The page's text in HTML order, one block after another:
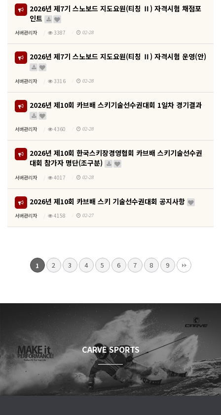
2026년 제7기 스노보드 지도요원(티칭 Ⅱ) 자격시험 채점포
인트
서버관리자 3387 02-28
2026년 제7기 스노보드 지도요원(티칭 Ⅱ) 자격시험 운영(안)
서버관리자 3316 02-28
2026년 제10회 카브배 스키기술선수권대회 1일차 경기결과
서버관리자 4360 02-28
2026년 제10회 한국스키장경영협회 카브배 스키기술선수권
대회 참가자 명단(조구분)
서버관리자 4017 02-28
2026년 제10회 카브배 스키 기술선수권대회 공지사항
서버관리자 4158 02-27
1 2 3 4 5 6 7 8 9
CARVE SPORTS